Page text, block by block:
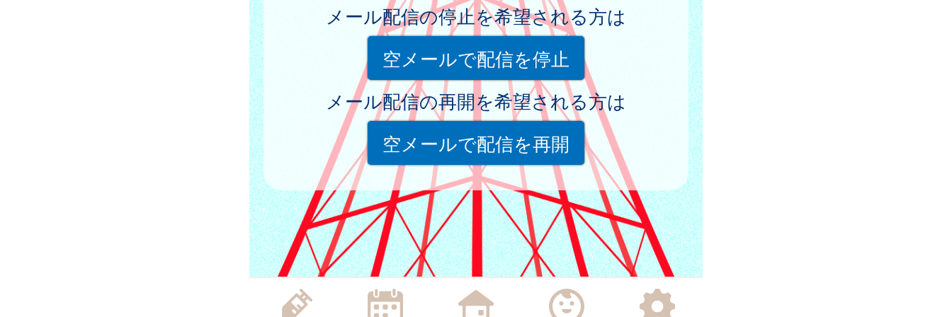
メール配信の停止を希望される方は
空メールで配信を停止
メール配信の再開を希望される方は
空メールで配信を再開